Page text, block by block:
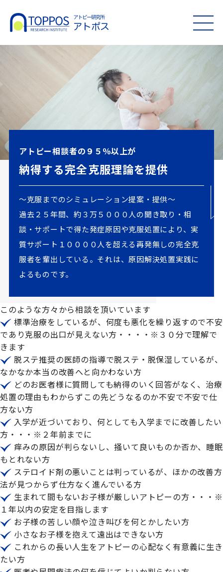
MEN
アトピー相談者の９５％以上が
納得する完全克服理論を提供
～克服までのシミュレーション提案・提供～
過去２５年間、約３万５０００人の聞き取り・相
談・サポートで得た発症原因や克服処置により、実
質サポート１００００人を超える再発無しの完全克
服者を輩出している。それは、原因解決処置実践に
よるものです。
このような方々から相談を頂いています
標準治療をしているが、何度も悪化を繰り返すので不安
であり克服の出口が見えない方・・・・※３０分で理解で
きます
脱ステ推奨の医師の指導で脱ステ・脱保湿しているが、
なかなか本当の改善へと向かわない方
どのお医者様に質問しても納得のいく回答がなく、治療
処置の理由もわからずこの先どうなるのか不安で不安で仕
方ない方
入学が近づいており、何としても入学までに改善したい
方・・・※２年前までに
痒みの原因が判らないし、掻いて良いものか否か、睡眠
もとれない方
ステロイド剤の悪いことは判っているが、ほかの改善方
法が見つからず仕方なく進んでいる方
生まれて間もないお子様が厳しいアトピーの方・・・※
１年以内の安定を目指します
お子様の苦しい顔や泣き叫びを何とかしたい方
小さなお子様を抱えて遠出はできない方
これからの長い人生をアトピーの心配なく有意義に生き
たい方